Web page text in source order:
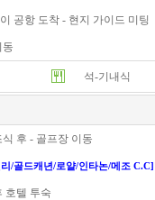
공항 도착 - 현지 가이드 미팅
동
석-기내식
식 후 - 골프장 이동
/골드캐년/로얄/인타논/메조
호텔 투숙